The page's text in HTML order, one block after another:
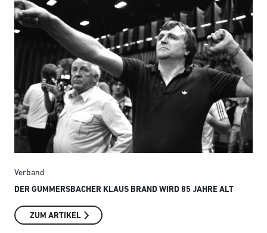
Verband
DER GUMMERSBACHER KLAUS BRAND WIRD 85 JAHRE ALT
ZUM ARTIKEL